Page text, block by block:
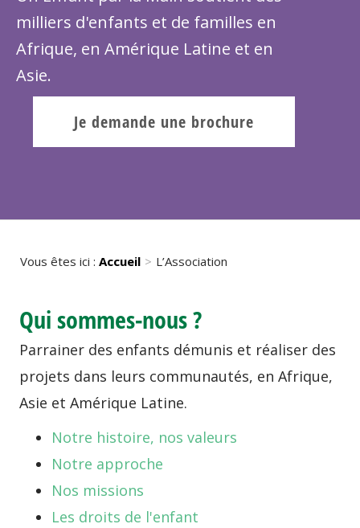
milliers d'enfants et de familles en
Afrique, en Amérique Latine et en
Asie.
Je demande une brochure
Vous êtes ici : Accueil L’Association
Qui sommes-nous ?
Parrainer des enfants démunis et réaliser des
projets dans leurs communautés, en Afrique,
Asie et Amérique Latine.
Notre histoire, nos valeurs
Notre approche
Nos missions
Les droits de l'enfant